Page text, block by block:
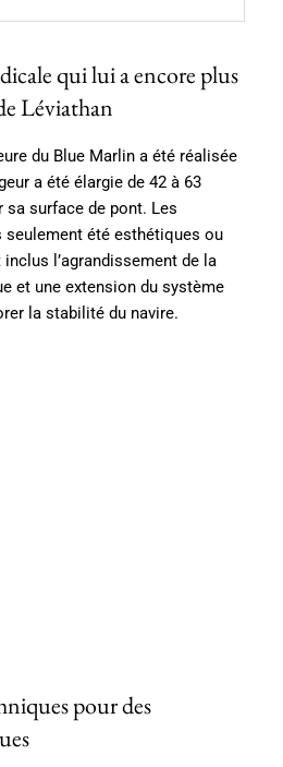
qui lui a encore plus
Léviathan
du Blue Marlin a été réalisée
a été élargie de 42 à 63
sa surface de pont. Les
seulement été esthétiques ou
l’agrandissement de la
et une extension du système
la stabilité du navire.
pour des